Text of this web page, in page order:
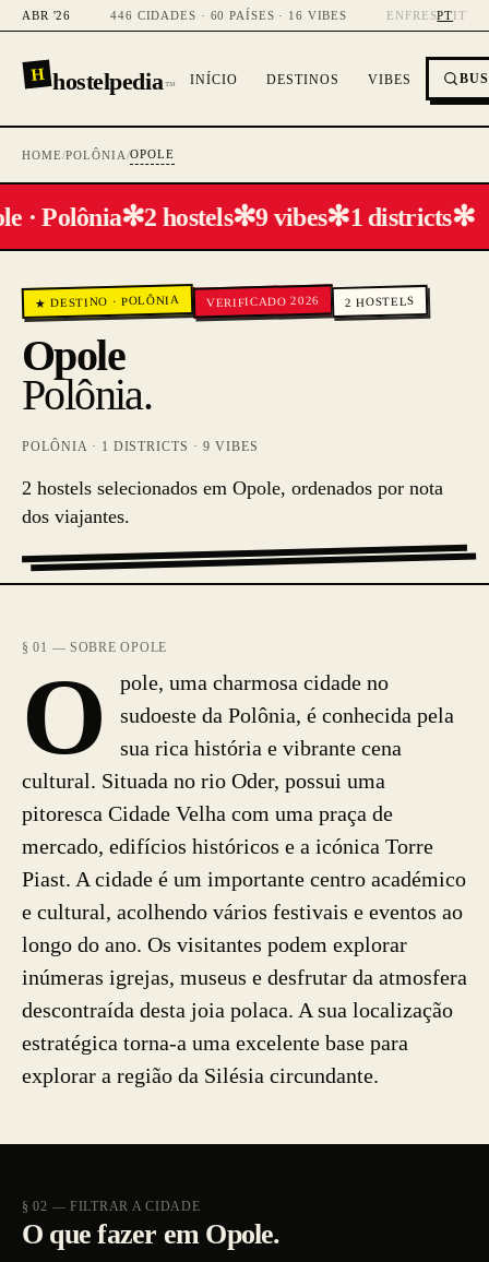
ABR '26 446 CIDADES · 60 PAÍSES · 16 VIBES EN FR ESPTIT
H hostelpedia™ INÍCIO DESTINOS VIBES
HOME/POLÔNIA/OPOLE
· Polônia✻2 hostels✻9 vibes✻1 districts✻
★ DESTINO ·POLÔNIA VERIFICADO 2026 2 HOSTELS
Opole
Polônia.
POLÔNIA· 1 DISTRICTS ·9 VIBES
2 hostels selecionados em Opole, ordenados por nota
dos viajantes.
§ 01 — SOBRE OPOLE
O
pole, uma charmosa cidade no
sudoeste da Polônia, é conhecida pela
sua rica história e vibrante cena
cultural. Situada no rio Oder, possui uma
pitoresca Cidade Velha com uma praça de
mercado, edifícios históricos e a icónica Torre
Piast. A cidade é um importante centro académico
e cultural, acolhendo vários festivais e eventos ao
longo do ano. Os visitantes podem explorar
inúmeras igrejas, museus e desfrutar da atmosfera
descontraída desta joia polaca. A sua localização
estratégica torna-a uma excelente base para
explorar a região da Silésia circundante.
§ 02 — FILTRAR A CIDADE
O que fazer em Opole.